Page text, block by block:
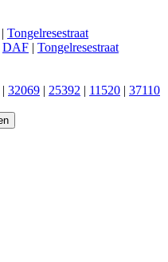
| Tongelresestraat
DAF | Tongelresestraat
| 32069 | 25392 | 11520 | 37110